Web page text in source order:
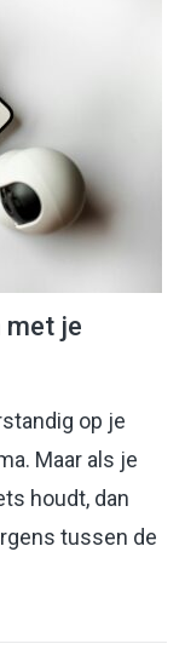
met je
op je
Maar als je
houdt, dan
tussen de